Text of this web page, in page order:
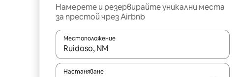
Намерете и резервирайте уникални места
за престой чрез Airbnb
Местоположение
Когато резултатите се покажат, използвайте
Настаняване